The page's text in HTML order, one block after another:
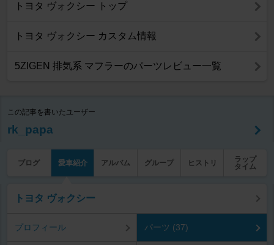
トヨタ ヴォクシー トップ
トヨタ ヴォクシー カスタム情報
5ZIGEN 排気系 マフラーのパーツレビュー一覧
この記事を書いたユーザー
rk_papa
ブログ 愛車紹介 アルバム グループ ヒストリ
ラップ
タイム
トヨタ ヴォクシー
プロフィール パーツ (37)